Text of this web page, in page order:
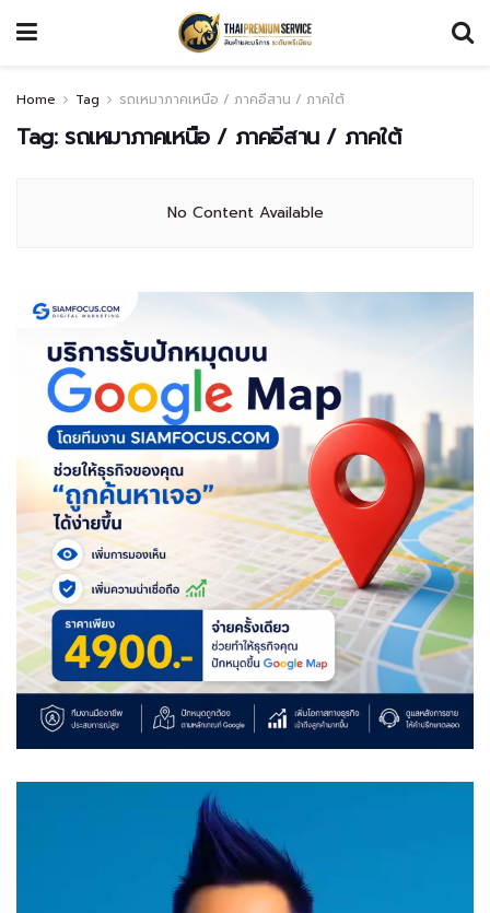
Home Tag รถเหมาภาคเหนือ / ภาคอีสาน / ภาคใต้
Tag: รถเหมาภาคเหนือ / ภาคอีสาน / ภาคใต้
No Content Available